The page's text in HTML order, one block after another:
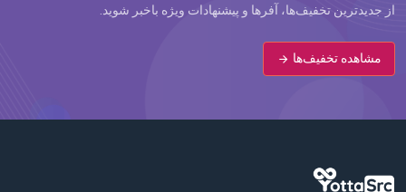
از جدیدترین تخفیف‌ها، آفرها و پیشنهادات ویژه باخبر شوید.
مشاهده تخفیف‌ها